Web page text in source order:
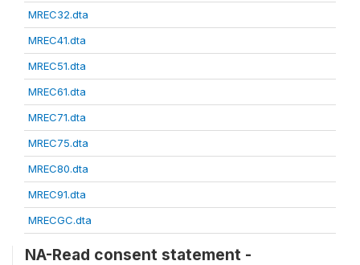
MREC32.dta
MREC41.dta
MREC51.dta
MREC61.dta
MREC71.dta
MREC75.dta
MREC80.dta
MREC91.dta
MRECGC.dta
NA-Read consent statement -